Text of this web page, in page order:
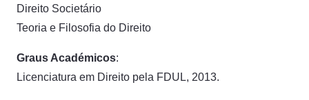
Direito Societário
Teoria e Filosofia do Direito
Graus Académicos:
Licenciatura em Direito pela FDUL, 2013.